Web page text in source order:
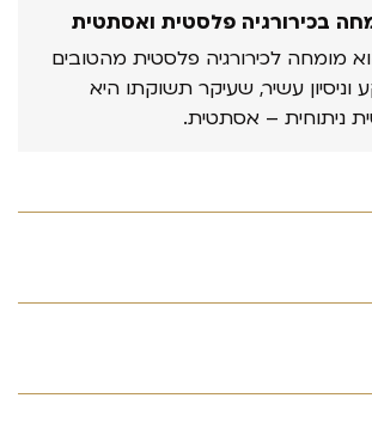
בכירורגיה פלסטית ואסתטית
מומחה לכירורגיה פלסטית מהטובים
עשיר, שעיקר תשוקתו היא
ניתוחית – אסתטית.